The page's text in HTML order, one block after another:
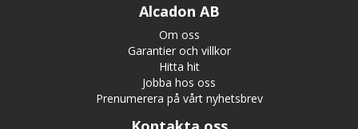
Alcadon AB
Om oss
Garantier och villkor
Hitta hit
Jobba hos oss
Prenumerera på vårt nyhetsbrev